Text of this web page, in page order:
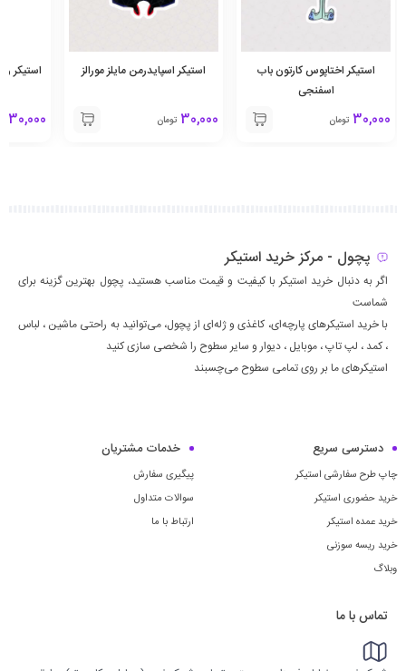
استیکر اختاپوس کارتون باب
اسفنجی
30,000 تومان
استیکر اسپایدرمن مایلز مورالز
30,000 تومان
استیکر
30,000
پچول - مرکز خرید استیکر
اگر به دنبال خرید استیکر با کیفیت و قیمت مناسب هستید، پچول بهترین گزینه برای
شماست
با خرید استیکرهای پارچه‌ای، کاغذی و ژله‌ای از پچول، می‌توانید به راحتی ماشين ، لباس
، كمد ، لپ تاپ ، موبايل ، ديوار و سایر سطوح را شخصی سازی کنید
استیکرهای ما بر روی تمامی سطوح می‌چسبند
دسترسی سریع
چاپ طرح سفارشی استیکر
خرید حضوری استیکر
خرید عمده استیکر
خرید ریسه سوزنی
وبلاگ
خدمات مشتریان
پیگیری سفارش
سوالات متداول
ارتباط با ما
تماس با ما